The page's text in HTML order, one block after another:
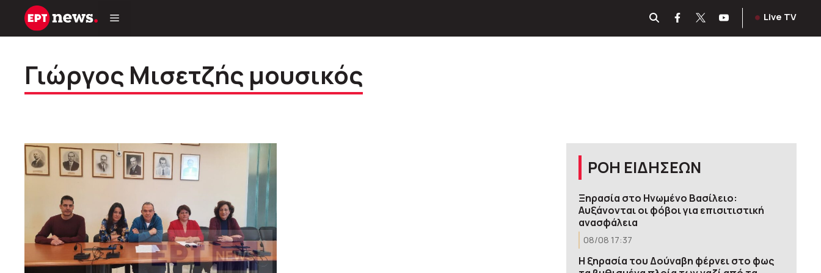
Μετάβαση
Live TV
Γιώργος Μισετζής μουσικός
ΡΟΗ ΕΙΔΗΣΕΩΝ
Ξηρασία στο Ηνωμένο Βασίλειο:
Αυξάνονται οι φόβοι για επισιτιστική
ανασφάλεια
08/08 17:37
Η ξηρασία του Δούναβη φέρνει στο φως